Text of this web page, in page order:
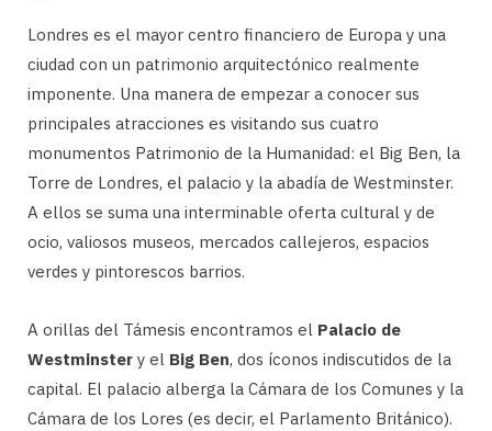
Londres es el mayor centro financiero de Europa y una
ciudad con un patrimonio arquitectónico realmente
imponente. Una manera de empezar a conocer sus
principales atracciones es visitando sus cuatro
monumentos Patrimonio de la Humanidad: el Big Ben, la
Torre de Londres, el palacio y la abadía de Westminster.
A ellos se suma una interminable oferta cultural y de
ocio, valiosos museos, mercados callejeros, espacios
verdes y pintorescos barrios.
A orillas del Támesis encontramos el Palacio de
Westminster y el Big Ben, dos íconos indiscutidos de la
capital. El palacio alberga la Cámara de los Comunes y la
Cámara de los Lores (es decir, el Parlamento Británico).